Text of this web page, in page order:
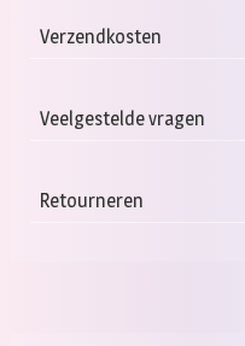
Verzendkosten
Veelgestelde vragen
Retourneren